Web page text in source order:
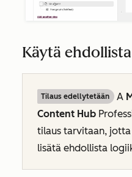
Käytä
Tilaus edellytetään A
Content Hub
tilaus tarvitaan,
lisätä ehdollista